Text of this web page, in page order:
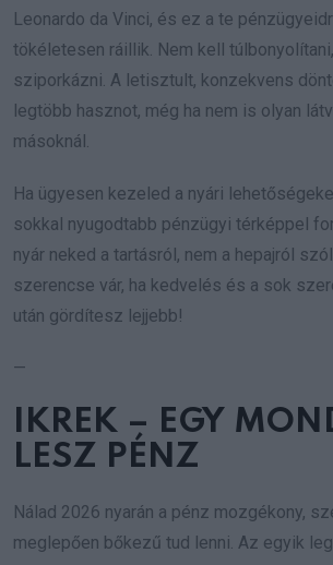
Leonardo da Vinci, és ez a te
tökéletesen ráillik. Nem kell
sziporkázni. A letisztult, konzekvens
legtöbb hasznot, még ha nem is olyan
másoknál.
Ha ügyesen kezeled a nyári
sokkal nyugodtabb pénzügyi térképpel
nyár neked a tartásról, nem a hepajról
szerencse vár, ha kedvelés és a sok
után gördítesz lejjebb!
—
IKREK – EGY
LESZ PÉNZ
Nálad 2026 nyarán a pénz mozgékony,
meglepően bőkezű tud lenni. Az egyik